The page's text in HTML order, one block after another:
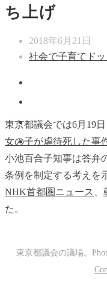
ち上げ
2018年6月21日
社会で子育てド
東京都議会では6月19
女の子が虐待死した事
小池百合子知事は答弁
条例を制定する考えを
NHK首都圏ニュース
た。
東京都議会の議場。